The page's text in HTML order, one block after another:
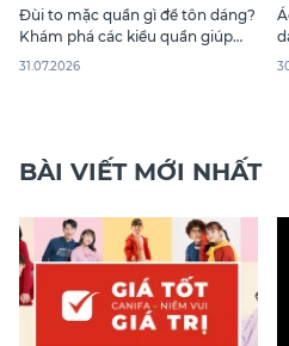
điểm, tôn dáng
Đùi to mặc quần gì để tôn dáng?
Khám phá các kiểu quần giúp
che khuyết điểm, tạo hiệu ứng
31.07.2026
BÀI VIẾT MỚI NHẤT